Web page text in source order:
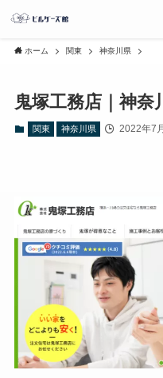
ホーム 関東 神奈川県
鬼塚工務店｜神奈
関東 神奈川県 2022年7